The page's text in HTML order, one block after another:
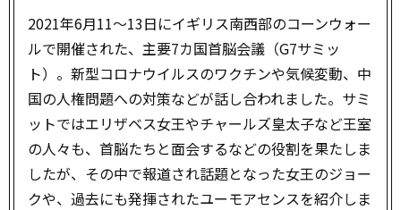
2021年6月11～13日にイギリス南西部のコーンウォー
ルで開催された、主要7カ国首脳会議（G7サミッ
ト）。新型コロナウイルスのワクチンや気候変動、中
国の人権問題への対策などが話し合われました。サミ
ットではエリザベス女王やチャールズ皇太子など王室
の人々も、首脳たちと面会するなどの役割を果たしま
したが、その中で報道され話題となった女王のジョー
クや、過去にも発揮されたユーモアセンスを紹介しま